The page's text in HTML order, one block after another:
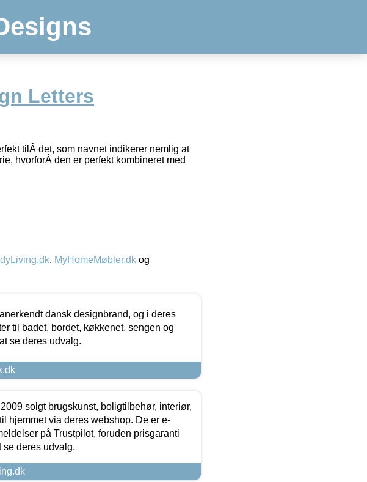
Letters
tilÂ det, som navnet indikerer nemlig at
hvorforÂ den er perfekt kombineret med
, MyHomeMøbler.dk og
dansk designbrand, og i deres
til badet, bordet, køkkenet, sengen og
se deres udvalg.
solgt brugskunst, boligtilbehør, interiør,
hjemmet via deres webshop. De er e-
på Trustpilot, foruden prisgaranti
se deres udvalg.